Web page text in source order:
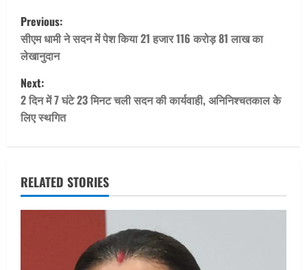
P
o
s
t
n
v
i
Previous:
सीएम धामी ने सदन में पेश किया 21 हजार 116 करोड़ 81 लाख का
लेखानुदान
Next:
2 दिन में 7 घंटे 23 मिनट चली सदन की कार्यवाही, अनिनिश्चतकाल के
लिए स्थगित
RELATED STORIES